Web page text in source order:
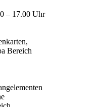
– 17.00 Uhr
Bereich